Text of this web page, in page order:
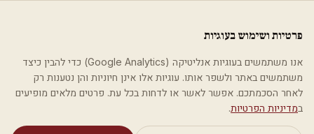
מאמריםקטגוריותחיפושאודות
בית קטגוריות
רופאי עור ומין
ד"ר יורם הרט-מומחה למחלות עור
פרטיות ושימוש בעוגיות
אנו משתמשים בעוגיות אנליטיקה (Google Analytics) כדי להבין כיצד
משתמשים באתר ולשפר אותו. עוגיות אלו אינן חיוניות והן נטענות רק
לאחר הסכמתכם. אפשר לאשר או לדחות בכל עת. פרטים מלאים מופיעים
במדיניות הפרטיות.